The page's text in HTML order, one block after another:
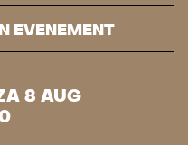
EVENEMENT
8 AUG